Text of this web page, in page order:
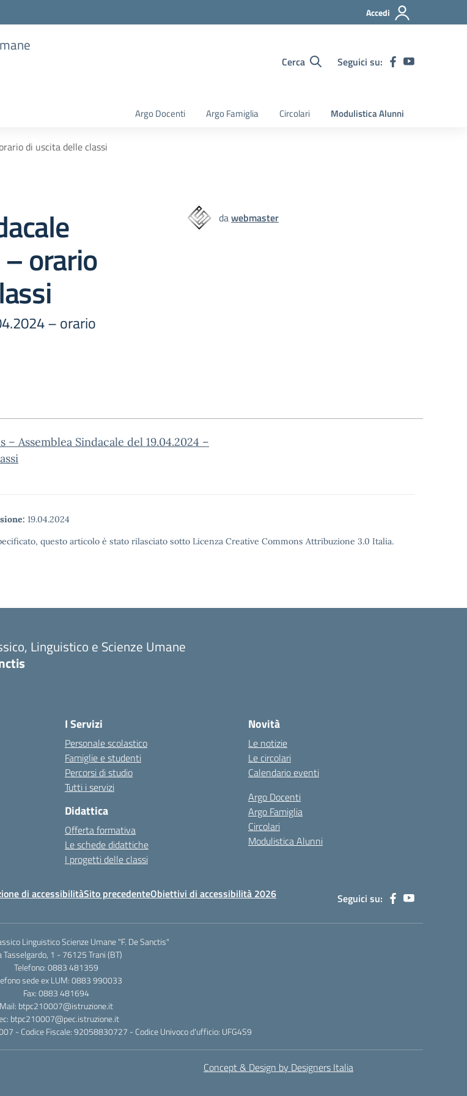
Accedi
Cerca Seguici su:
Argo Docenti Argo Famiglia Circolari Modulistica Alunni
di uscita delle classi
orario
– orario
dawebmaster
– Assemblea Sindacale del 19.04.2024 –
19.04.2024
questo articolo è stato rilasciato sotto Licenza Creative Commons Attribuzione 3.0 Italia.
Linguistico e Scienze Umane
I Servizi
Personale scolastico
Famiglie e studenti
Percorsi di studio
Tutti i servizi
Didattica
Offerta formativa
Le schede didattiche
I progetti delle classi
Novità
Le notizie
Le circolari
Calendario eventi
Argo Docenti
Argo Famiglia
Circolari
Modulistica Alunni
di accessibilitàSito precedenteObiettivi di accessibilità 2026 Seguici su:
Linguistico Scienze Umane "F. De Sanctis"
Tasselgardo, 1 - 76125 Trani (BT)
Telefono: 0883 481359
sede ex LUM: 0883 990033
Fax: 0883 481694
Mail: btpc210007@istruzione.it
btpc210007@pec.istruzione.it
- Codice Fiscale: 92058830727 - Codice Univoco d'ufficio: UFG4S9
Concept & Design by Designers Italia